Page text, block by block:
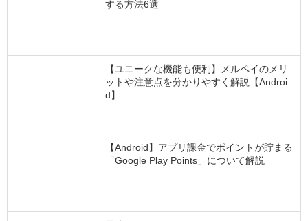
する方法6選
【ユニークな機能も便利】メルペイのメリ
ットや注意点を分かりやすく解説【Androi
d】
【Android】アプリ課金でポイントが貯まる
「Google Play Points」について解説